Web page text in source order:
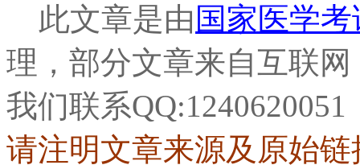
此文章是由 国家医学
理，部分文章来自互联
我们联系
请注明文章来源及原始